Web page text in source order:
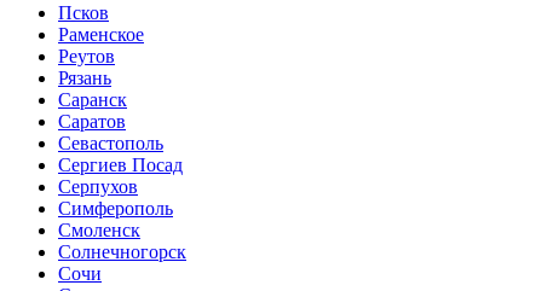
Псков
Раменское
Реутов
Рязань
Саранск
Саратов
Севастополь
Сергиев Посад
Серпухов
Симферополь
Смоленск
Солнечногорск
Сочи